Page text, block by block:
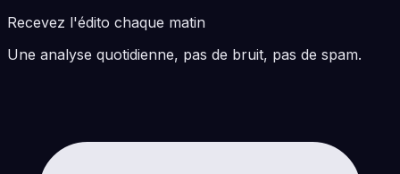
Recevez l'édito chaque matin
Une analyse quotidienne, pas de bruit, pas de spam.